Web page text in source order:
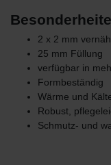
2 x 2 mm
25 mm Füllung
verfügbar in
Formbeständig
Wärme und
Robust,
Schmutz- und